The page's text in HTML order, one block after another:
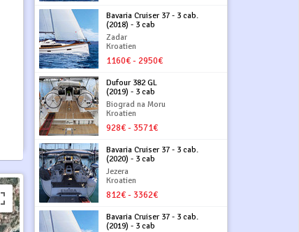
Bavaria Cruiser 37 - 3 cab.
(2018) - 3 cab
Zadar
Kroatien
1160€ - 2950€
Dufour 382 GL
(2019) - 3 cab
Biograd na Moru
Kroatien
928€ - 3571€
Bavaria Cruiser 37 - 3 cab.
(2020) - 3 cab
Jezera
Kroatien
812€ - 3362€
Bavaria Cruiser 37 - 3 cab.
(2019) - 3 cab